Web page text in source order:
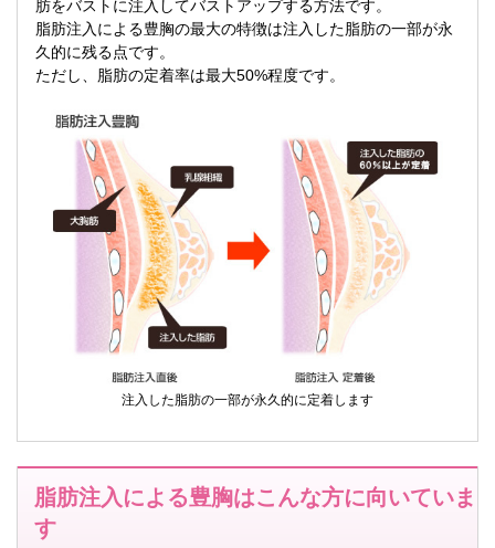
肪をバストに注入してバストアップする方法です。
脂肪注入による豊胸の最大の特徴は注入した脂肪の一部が永
久的に残る点です。
ただし、脂肪の定着率は最大50%程度です。
注入した脂肪の一部が永久的に定着します
脂肪注入による豊胸はこんな方に向いていま
す